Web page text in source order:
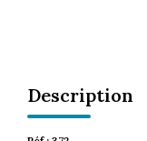
Description